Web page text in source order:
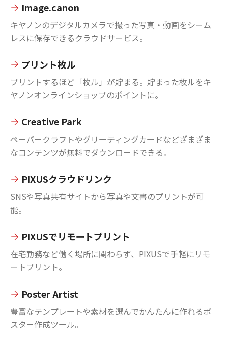
Image.canon
キヤノンのデジタルカメラで撮った写真・動画をシーム
レスに保存できるクラウドサービス。
プリント枚ル
プリントするほど「枚ル」が貯まる。貯まった枚ルをキ
ヤノンオンラインショップのポイントに。
Creative Park
ペーパークラフトやグリーティングカードなどざまざま
なコンテンツが無料でダウンロードできる。
PIXUSクラウドリンク
SNSや写真共有サイトから写真や文書のプリントが可
能。
PIXUSでリモートプリント
在宅勤務など働く場所に関わらず、PIXUSで手軽にリモ
ートプリント。
Poster Artist
豊富なテンプレートや素材を選んでかんたんに作れるポ
スター作成ツール。